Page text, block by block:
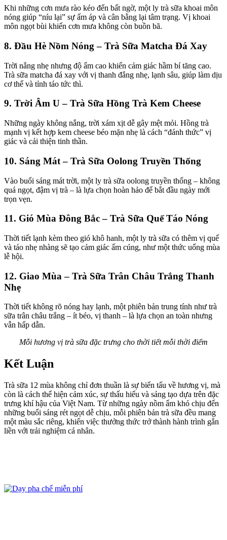
Khi những cơn mưa rào kéo đến bất ngờ, một ly trà sữa khoai môn
nóng giúp “níu lại” sự ấm áp và cân bằng lại tâm trạng. Vị khoai
môn ngọt bùi khiến cơn mưa không còn buồn bã.
8. Đầu Hè Nồm Nóng – Trà Sữa Matcha Đá Xay
Trời nắng nhẹ nhưng độ ẩm cao khiến cảm giác hầm bí tăng cao.
Trà sữa matcha đá xay với vị thanh đắng nhẹ, lạnh sâu, giúp làm dịu
cơ thể và tỉnh táo tức thì.
9. Trời Âm U – Trà Sữa Hồng Trà Kem Cheese
Những ngày không nắng, trời xám xịt dễ gây mệt mỏi. Hồng trà
mạnh vị kết hợp kem cheese béo mặn nhẹ là cách “đánh thức” vị
giác và cải thiện tinh thần.
10. Sáng Mát – Trà Sữa Oolong Truyền Thống
Vào buổi sáng mát trời, một ly trà sữa oolong truyền thống – không
quá ngọt, đậm vị trà – là lựa chọn hoàn hảo để bắt đầu ngày mới
trọn vẹn.
11. Gió Mùa Đông Bắc – Trà Sữa Quế Táo Nóng
Thời tiết lạnh kèm theo gió khô hanh, một ly trà sữa có thêm vị quế
và táo nhẹ nhàng sẽ tạo cảm giác ấm cúng, như một thức uống mùa
lễ hội.
12. Giao Mùa – Trà Sữa Trân Châu Trắng Thanh
Nhẹ
Thời tiết không rõ nóng hay lạnh, một phiên bản trung tính như trà
sữa trân châu trắng – ít béo, vị thanh – là lựa chọn an toàn nhưng
vẫn hấp dẫn.
Mỗi hương vị trà sữa đặc trưng cho thời tiết mỗi thời điểm
Kết Luận
Trà sữa 12 mùa không chỉ đơn thuần là sự biến tấu về hương vị, mà
còn là cách thể hiện cảm xúc, sự thấu hiểu và sáng tạo dựa trên đặc
trưng khí hậu của Việt Nam. Từ những ngày nồm ẩm khó chịu đến
những buổi sáng rét ngọt dễ chịu, mỗi phiên bản trà sữa đều mang
một màu sắc riêng, khiến việc thưởng thức trở thành hành trình gắn
liền với trải nghiệm cá nhân.